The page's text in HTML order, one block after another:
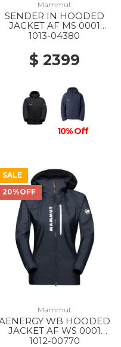
Mammut
SENDER IN HOODED
JACKET AF MS 0001
BLACK
1013-04380
$ 2399
10% Off
SALE
20%OFF
Mammut
WB HOODED
JACKET AF WS 0001
BLACK
1012-00770